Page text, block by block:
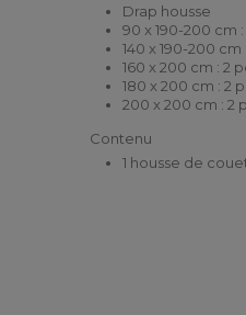
Drap housse
90 x 190-200 cm
140 x 190-200 cm
160 x 200 cm : 2
180 x 200 cm : 2
200 x 200 cm : 2
Contenu
1 housse de